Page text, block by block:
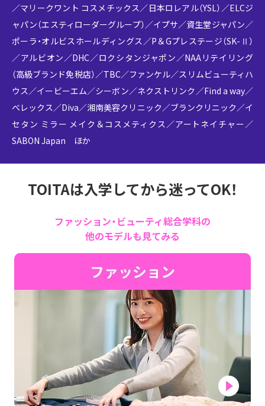
／マリークワント コスメチックス／日本ロレアル（YSL）／ELCジ
ャパン（エスティローダーグループ）／イプサ／資生堂ジャパン／
ポーラ・オルビスホールディングス／P＆Gプレステージ（SK-Ⅱ）
／アルビオン／DHC／ロクシタンジャポン／NAAリテイリング
（高級ブランド免税店）／TBC／ファンケル／スリムビューティハ
ウス／イービーエム／シーボン／ネクストリンク／Find a way／
ベレックス／Diva／湘南美容クリニック／ブランクリニック／イ
セタン ミラー メイク＆コスメティクス／アートネイチャー／
SABON Japan ほか
TOITAは入学してから迷ってOK！
ファッション・ビューティ総合学科の
他のモデルも見てみる